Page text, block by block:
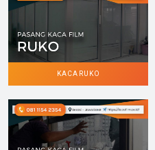
KACA RUKO